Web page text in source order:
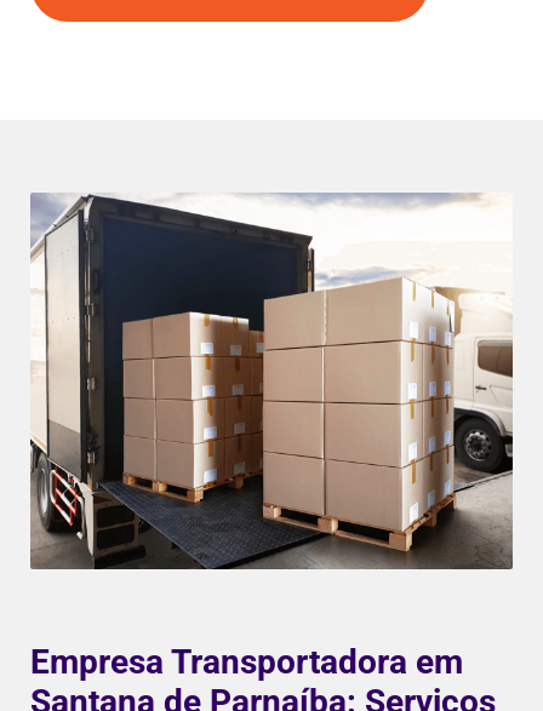
Empresa Transportadora em
Santana de Parnaíba: Serviços